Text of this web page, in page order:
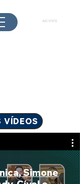
AO VIVO
VÍDEOS
Simone